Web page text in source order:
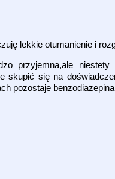
lekkie otumanienie i
przyjemna,ale
skupić się na
pozostaje